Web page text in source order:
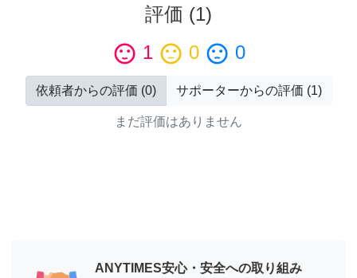
評価 (1)
sentiment_satisfied 1 sentiment_neutral 0 sentiment_dissatisfied 0
依頼者からの評価 (0) サポーターからの評価 (1)
まだ評価はありません
ANYTIMES安心・安全への取り組み